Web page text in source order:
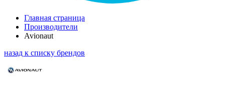
Главная страница
Производители
Avionaut
назад к списку брендов